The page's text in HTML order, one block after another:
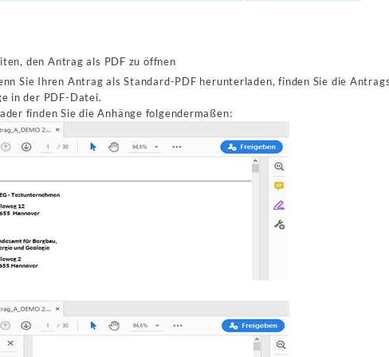
den Antrag als PDF zu öffnen
Sie Ihren Antrag als Standard-PDF herunterladen, finden Sie die
in der PDF-Datei.
finden Sie die Anhänge folgendermaßen: